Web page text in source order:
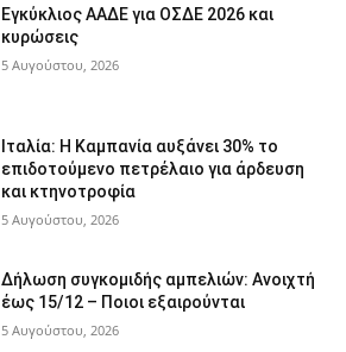
Εγκύκλιος ΑΑΔΕ για ΟΣΔΕ 2026 και
κυρώσεις
5 Αυγούστου, 2026
Ιταλία: Η Καμπανία αυξάνει 30% το
επιδοτούμενο πετρέλαιο για άρδευση
και κτηνοτροφία
5 Αυγούστου, 2026
Δήλωση συγκομιδής αμπελιών: Ανοιχτή
έως 15/12 – Ποιοι εξαιρούνται
5 Αυγούστου, 2026